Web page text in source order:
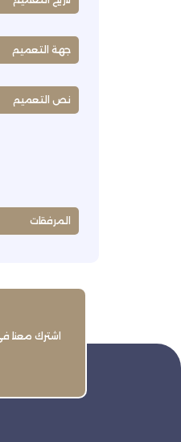
جهة التعميم
نص التعميم
المرفقات
اشترك معنا